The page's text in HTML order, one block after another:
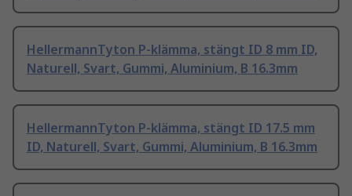
HellermannTyton P-klämma, stängt ID 8 mm ID,
Naturell, Svart, Gummi, Aluminium, B 16.3mm
HellermannTyton P-klämma, stängt ID 17.5 mm
ID, Naturell, Svart, Gummi, Aluminium, B 16.3mm